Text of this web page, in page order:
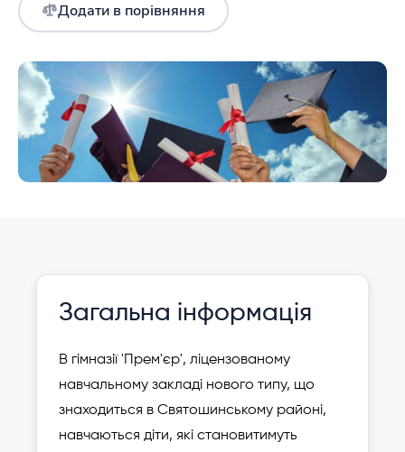
Додати в порівняння
Зареєструвати
дитину
Загальна інформація
В гімназії 'Прем'єр', ліцензованому
навчальному закладі нового типу, що
знаходиться в Святошинському районі,
навчаються діти, які становитимуть